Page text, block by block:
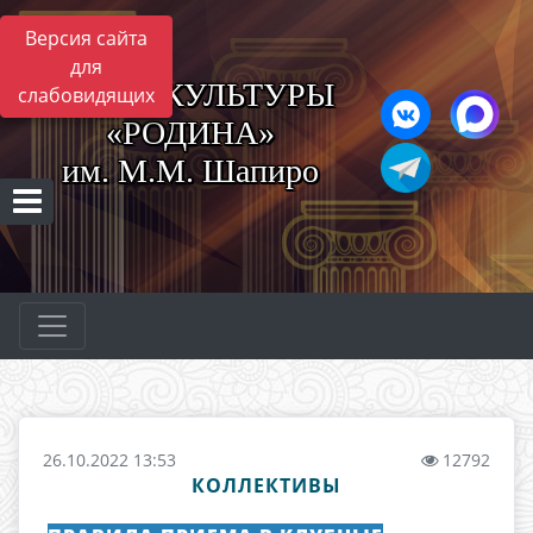
Версия сайта
для
слабовидящих
ЦЕНТР КУЛЬТУРЫ
«РОДИНА»
им. М.М. Шапиро
26.10.2022 13:53 12792
КОЛЛЕКТИВЫ